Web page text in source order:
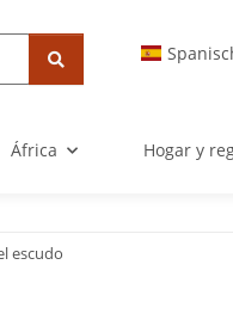
África Hogar y
escudo